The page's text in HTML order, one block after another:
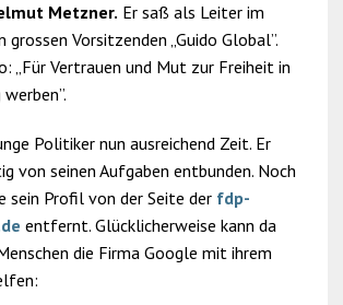
Metzner. Er saß als Leiter im
Vorsitzenden „Guido Global”.
„Für Vertrauen und Mut zur Freiheit in
Politiker nun ausreichend Zeit. Er
von seinen Aufgaben entbunden. Noch
sein Profil von der Seite der fdp-
entfernt. Glücklicherweise kann da
die Firma Google mit ihrem